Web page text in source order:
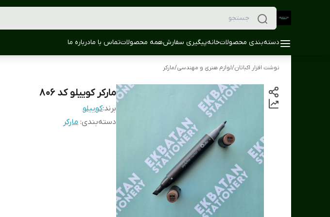
دسته‌بندی محصولاتخانهپیگیری سفارشهمه محصولاتتماس با مادرباره ما
نوشت افزار اکباتان/لوازم هنری و مهندسی/مارکر
مارکر کوییلو کد 806
برند:کوییلو
دسته‌بندی: مارکر